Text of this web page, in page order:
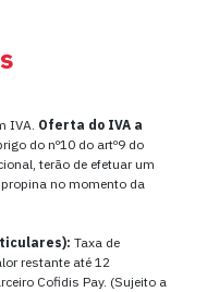
IVA. Oferta do IVA a
do nº10 do artº9 do
terão de efetuar um
no momento da
Taxa de
restante até 12
Cofidis Pay. (Sujeito a